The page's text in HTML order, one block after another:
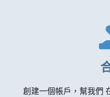
創建一個帳戶，幫我們